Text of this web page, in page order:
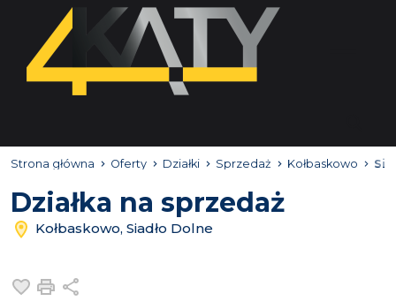
Strona główna Oferty Działki Sprzedaż Kołbaskowo
Działka na sprzedaż
Kołbaskowo, Siadło Dolne
Dodaj do ulubionych
Drukuj